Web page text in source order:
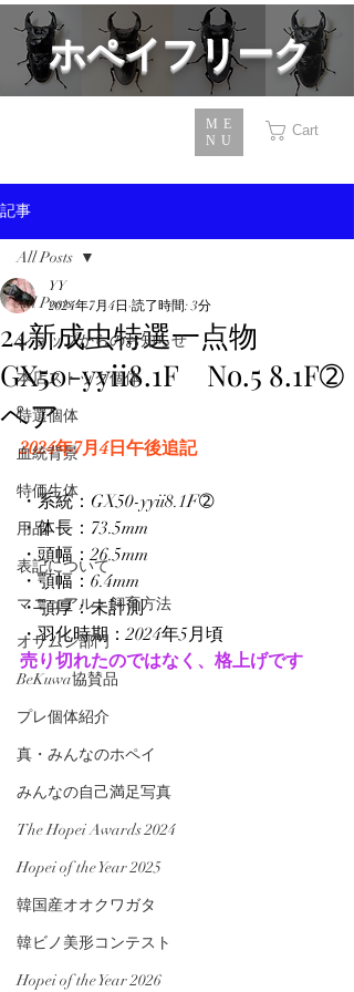
​ホペイフリーク
ME
NU
Cart
記事
All Posts
ショップからのお知らせ
本店ストック個体
特選個体
血統背景
特価生体
用品
表記について
マニュアル・飼育方法
オサムシ部門
BeKuwa協賛品
プレ個体紹介
真・みんなのホペイ
みんなの自己満足写真
The Hopei Awards 2024
Hopei of the Year 2025
韓国産オオクワガタ
韓ビノ美形コンテスト
Hopei of the Year 2026
All Posts
24新成虫特選一点物
GX50-yyii8.1F No.5 8.1F➁
ペア
YY
2024年7月4日 読了時間: 3分
2024年7月4日午後追記
・系統：GX50-yyii8.1F➁
・体長：73.5mm
・頭幅：26.5mm
・顎幅：6.4mm
・顎厚：未計測
・羽化時期：2024年5月頃
売り切れたのではなく、格上げです